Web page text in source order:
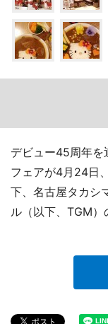
デビュー45周年を
フェアが4月24日
下、名古屋タカシ
ル（以下、TGM）